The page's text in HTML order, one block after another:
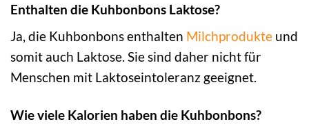
Enthalten die Kuhbonbons Laktose?
Ja, die Kuhbonbons enthalten Milchprodukte und
somit auch Laktose. Sie sind daher nicht für
Menschen mit Laktoseintoleranz geeignet.
Wie viele Kalorien haben die Kuhbonbons?